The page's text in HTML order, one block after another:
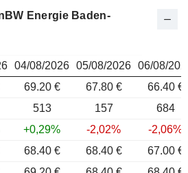
Energie Baden-
04/08/2026 05/08/2026 06/08/
69.20 € 67.80 €
66.40 €
513 157
684
+0,29% -2,02%
-2,06%
68.40 € 68.40 €
67.00 €